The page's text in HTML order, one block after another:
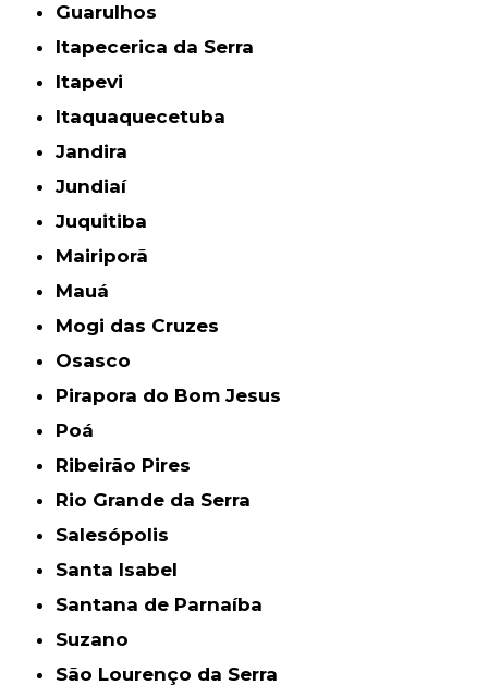
Guarulhos
Itapecerica da Serra
Itapevi
Itaquaquecetuba
Jandira
Jundiaí
Juquitiba
Mairiporã
Mauá
Mogi das Cruzes
Osasco
Pirapora do Bom Jesus
Poá
Ribeirão Pires
Rio Grande da Serra
Salesópolis
Santa Isabel
Santana de Parnaíba
Suzano
São Lourenço da Serra